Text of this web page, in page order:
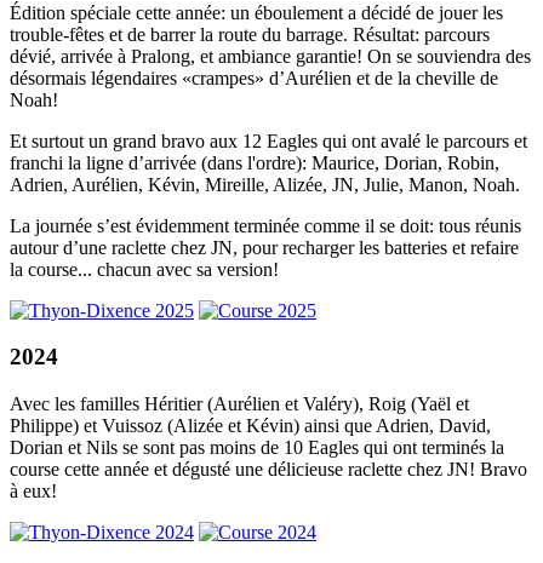
Édition spéciale cette année: un éboulement a décidé de jouer les
trouble-fêtes et de barrer la route du barrage. Résultat: parcours
dévié, arrivée à Pralong, et ambiance garantie! On se souviendra des
désormais légendaires «crampes» d’Aurélien et de la cheville de
Noah!
Et surtout un grand bravo aux 12 Eagles qui ont avalé le parcours et
franchi la ligne d’arrivée (dans l'ordre): Maurice, Dorian, Robin,
Adrien, Aurélien, Kévin, Mireille, Alizée, JN, Julie, Manon, Noah.
La journée s’est évidemment terminée comme il se doit: tous réunis
autour d’une raclette chez JN, pour recharger les batteries et refaire
la course... chacun avec sa version!
2024
Avec les familles Héritier (Aurélien et Valéry), Roig (Yaël et
Philippe) et Vuissoz (Alizée et Kévin) ainsi que Adrien, David,
Dorian et Nils se sont pas moins de 10 Eagles qui ont terminés la
course cette année et dégusté une délicieuse raclette chez JN! Bravo
à eux!